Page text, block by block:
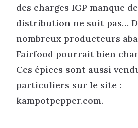
des charges IGP manque
distribution ne suit pas…
nombreux producteurs
Fairfood pourrait bien
Ces épices sont aussi
particuliers sur le site :
kampotpepper.com.